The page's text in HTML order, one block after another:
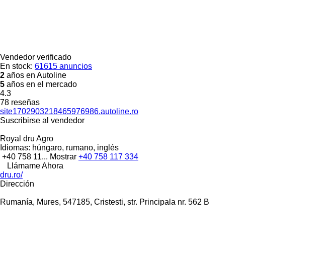
Vendedor verificado
En stock: 61615 anuncios
2 años en Autoline
5 años en el mercado
4.3
78 reseñas
site1702903218465976986.autoline.ro
Suscribirse al vendedor
Royal dru Agro
Idiomas: húngaro, rumano, inglés
+40 758 11... Mostrar +40 758 117 334
Llámame Ahora
dru.ro/
Dirección
Rumanía, Mures, 547185, Cristesti, str. Principala nr. 562 B